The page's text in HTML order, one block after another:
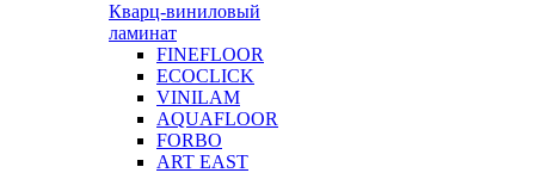
Кварц-виниловый
ламинат
FINEFLOOR
ECOCLICK
VINILAM
AQUAFLOOR
FORBO
ART EAST